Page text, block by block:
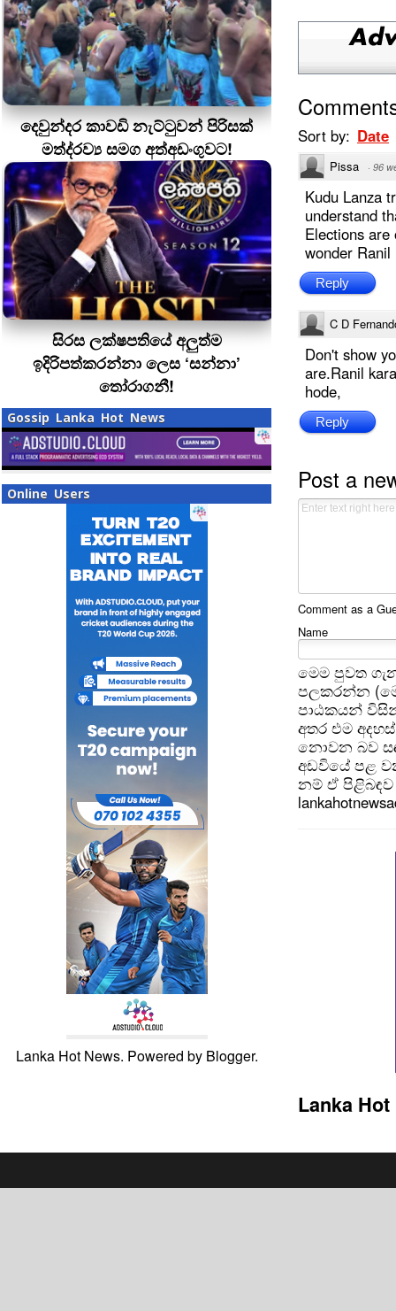
දෙවුන්දර කාවඩි නැට්ටුවන් පිරිසක්
මත්ද‍්‍රව්‍ය සමග අත්අඩංගුවට!
සිරස ලක්ෂපතියේ අලුත්ම
ඉදිරිපත්කරන්නා ලෙස ‘සන්නා’
තෝරාගනී!
Gossip Lanka Hot News
Online Users
Lanka Hot News. Powered by Blogger.
Sort by: Date
Pissa · 96
Kudu Lanza
understand
Elections
wonder Ranil
Reply
C D
Don't show
are.Ranil
hode,
Reply
Post a
Comment as a
Name
මෙම පුවත
පලකරන්න
පාඨකයන්
අතර එම
නොවන බව
අඩවියේ පළ
නම් ඒ පිළිබඳව
Lanka